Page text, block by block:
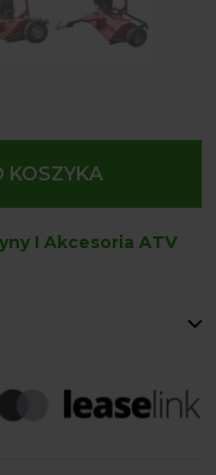
KOSZYKA
I Akcesoria ATV